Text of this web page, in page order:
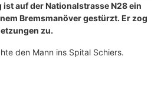
auf der Nationalstrasse N28 ein
Bremsmanöver gestürzt. Er zog
zu.
den Mann ins Spital Schiers.